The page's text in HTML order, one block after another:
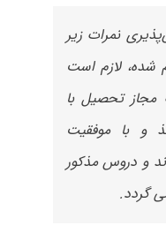
نمرات زیر
شده، لازم است
تحصیل با
و با موفقیت
۱۲) بگذراند و دروس مذکور
گردد.